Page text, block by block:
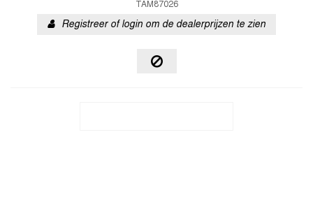
TAM87026
Registreer of login om de dealerprijzen te zien